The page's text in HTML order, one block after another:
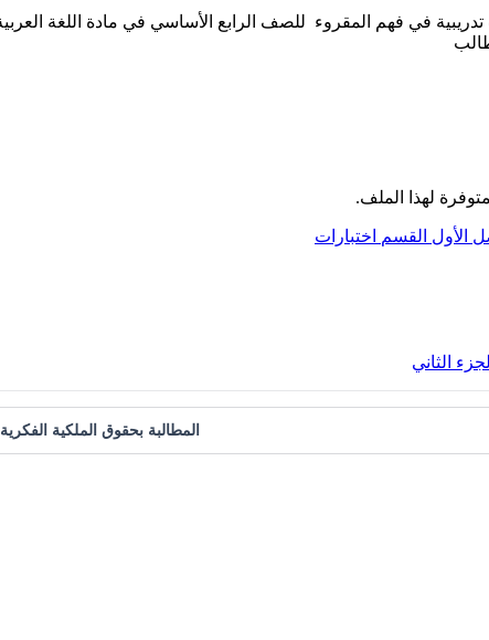
لهذا الملف.
الأول القسم اختبارات
الثاني
المطالبة بحقوق الملكية الفكرية